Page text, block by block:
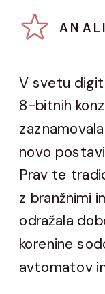
V svetu
8-bitnih
novo
Prav te
z branžnimi
odražala
korenine
avtomatov